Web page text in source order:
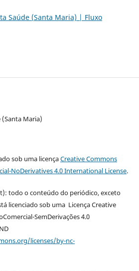
Saúde (Santa Maria) | Fluxo
Maria)
sob uma licençaCreative Commons
NoDerivatives 4.0 International License.
todo o conteúdo do periódico, exceto
licenciado sob uma Licença Creative
SemDerivações 4.0
licenses/by-nc-